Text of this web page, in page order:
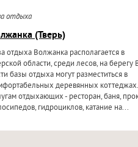
отдыха
(Тверь)
отдыха Волжанка располагается в
области, среди лесов, на берегу
базы отдыха могут разместиться в
деревянных
отдыхающих - ресторан, баня,
гидроциклов, катание на...